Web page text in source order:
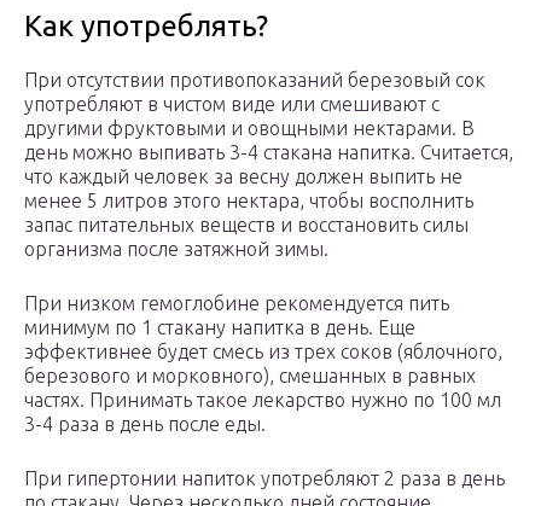
Как употреблять?
При отсутствии противопоказаний березовый сок
употребляют в чистом виде или смешивают с
другими фруктовыми и овощными нектарами. В
день можно выпивать 3-4 стакана напитка. Считается,
что каждый человек за весну должен выпить не
менее 5 литров этого нектара, чтобы восполнить
запас питательных веществ и восстановить силы
организма после затяжной зимы.
При низком гемоглобине рекомендуется пить
минимум по 1 стакану напитка в день. Еще
эффективнее будет смесь из трех соков (яблочного,
березового и морковного), смешанных в равных
частях. Принимать такое лекарство нужно по 100 мл
3-4 раза в день после еды.
При гипертонии напиток употребляют 2 раза в день